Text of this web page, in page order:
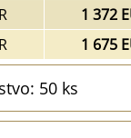
1 372
1 675
50 ks